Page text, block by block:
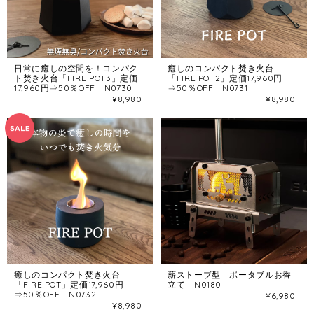
日常に癒しの空間を！コンパク
ト焚き火台「FIRE POT3」定価
17,960円⇒50％OFF N0730
¥8,980
癒しのコンパクト焚き火台
「FIRE POT2」定価17,960円
⇒50％OFF N0731
¥8,980
癒しのコンパクト焚き火台
「FIRE POT」定価17,960円
⇒50％OFF N0732
¥8,980
薪ストーブ型 ポータブルお香
立て N0180
¥6,980